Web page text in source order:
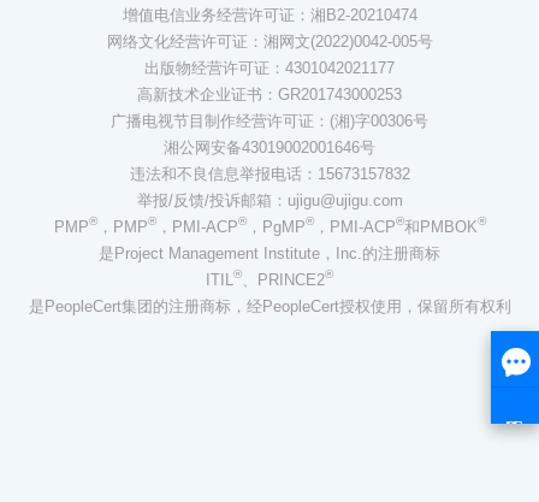
增值电信业务经营许可证：湘B2-20210474
网络文化经营许可证：湘网文(2022)0042-005号
出版物经营许可证：4301042021177
高新技术企业证书：GR201743000253
广播电视节目制作经营许可证：(湘)字00306号
湘公网安备43019002001646号
违法和不良信息举报电话：15673157832
举报/反馈/投诉邮箱：ujigu@ujigu.com
PMP®，PMP®，PMI-ACP®，PgMP®，PMI-ACP®和PMBOK®
是Project Management Institute，Inc.的注册商标
ITIL®、PRINCE2®
是PeopleCert集团的注册商标，经PeopleCert授权使用，保留所有权利